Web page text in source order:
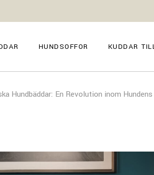
HUNDSOFFOR
FIRENZE
KUDDAR
TORINO
Hundbäddar: En Revolution inom